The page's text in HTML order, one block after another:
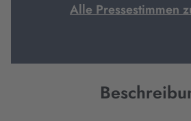
Alle Pressestimmen